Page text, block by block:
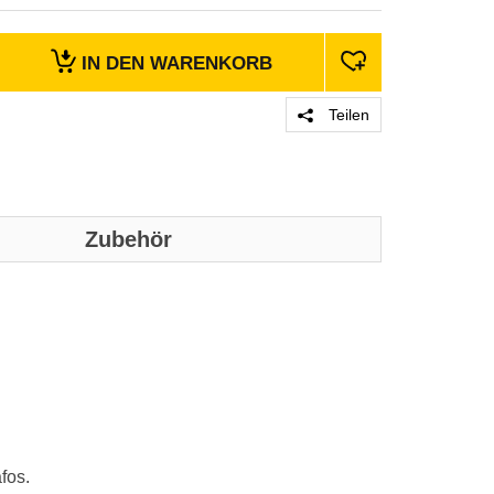
IN DEN WARENKORB
Teilen
Zubehör